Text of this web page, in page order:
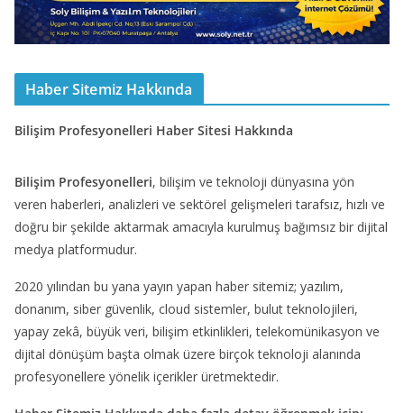
Haber Sitemiz Hakkında
Bilişim Profesyonelleri Haber Sitesi Hakkında
Bilişim Profesyonelleri, bilişim ve teknoloji dünyasına yön
veren haberleri, analizleri ve sektörel gelişmeleri tarafsız, hızlı ve
doğru bir şekilde aktarmak amacıyla kurulmuş bağımsız bir dijital
medya platformudur.
2020 yılından bu yana yayın yapan haber sitemiz; yazılım,
donanım, siber güvenlik, cloud sistemler, bulut teknolojileri,
yapay zekâ, büyük veri, bilişim etkinlikleri, telekomünikasyon ve
dijital dönüşüm başta olmak üzere birçok teknoloji alanında
profesyonellere yönelik içerikler üretmektedir.